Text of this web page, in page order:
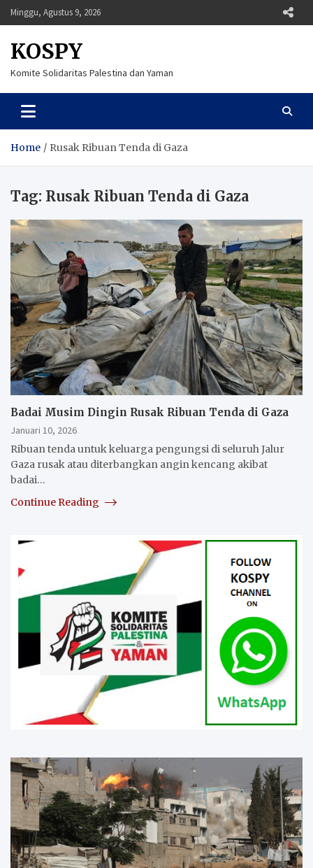
Skip
to
Minggu, Agustus 9, 2026
KOSPY
Komite Solidaritas Palestina dan Yaman
Home Rusak Ribuan Tenda di Gaza
Tag: Rusak Ribuan Tenda di Gaza
Badai Musim Dingin Rusak Ribuan Tenda di Gaza
Januari 10, 2026
Ribuan tenda untuk keluarga pengungsi di seluruh Jalur
Gaza rusak atau diterbangkan angin kencang akibat
badai…
Continue Reading